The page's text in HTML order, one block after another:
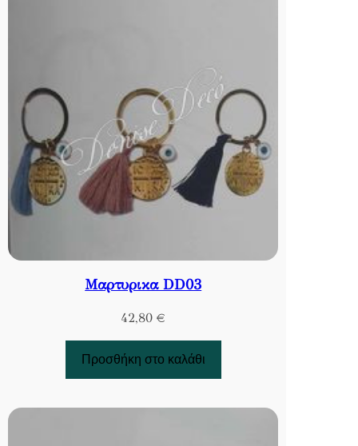
Μαρτυρικα DD03
42,80 €
Προσθήκη στο καλάθι